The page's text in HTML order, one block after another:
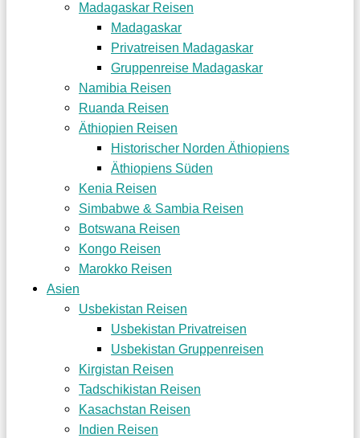
Madagaskar Reisen
Madagaskar
Privatreisen Madagaskar
Gruppenreise Madagaskar
Namibia Reisen
Ruanda Reisen
Äthiopien Reisen
Historischer Norden Äthiopiens
Äthiopiens Süden
Kenia Reisen
Simbabwe & Sambia Reisen
Botswana Reisen
Kongo Reisen
Marokko Reisen
Asien
Usbekistan Reisen
Usbekistan Privatreisen
Usbekistan Gruppenreisen
Kirgistan Reisen
Tadschikistan Reisen
Kasachstan Reisen
Indien Reisen